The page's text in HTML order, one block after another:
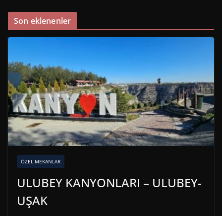
Son eklenenler
ÖZEL MEKANLAR
ULUBEY KANYONLARI – ULUBEY-
UŞAK